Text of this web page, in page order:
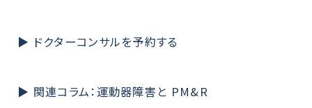
▶ ドクターコンサルを予約する
▶ 関連コラム：運動器障害と PM&R